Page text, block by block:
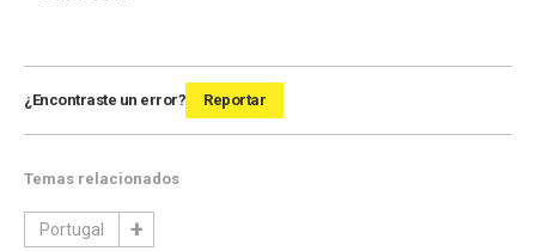
¿Encontraste un error? Reportar
Temas relacionados
Portugal